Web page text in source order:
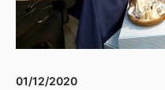
01/12/2020